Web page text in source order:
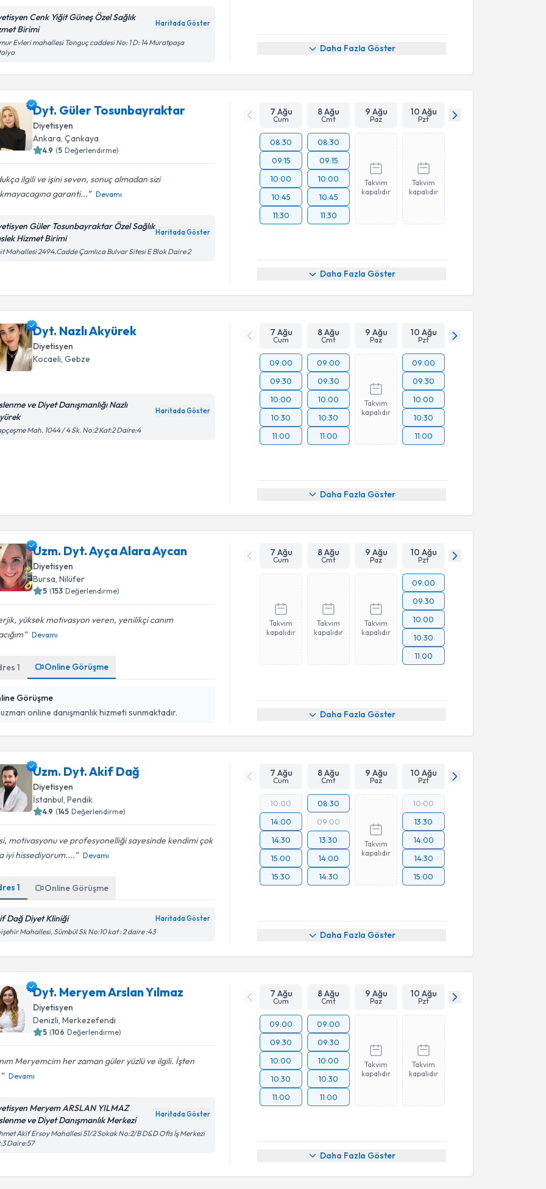
Cenk Yiğit Güneş Özel Sağlık
Birimi
Haritada Göster
Evleri mahallesi Tonguç caddesi No: 1 D: 14 Muratpaşa
Daha Fazla Göster
Dyt. Güler Tosunbayraktar
Diyetisyen
Ankara,Çankaya
4.9 (5 Değerlendirme)
ilgili ve işini seven, sonuç almadan sizi
garanti...
Devamı
Güler Tosunbayraktar Özel Sağlık
Hizmet Birimi
Haritada Göster
Mahallesi 2494.Cadde Çamlıca Bulvar Sitesi E Blok Daire 2
7 Ağu
Cum
8 Ağu
Cmt
9 Ağu
Paz
10 Ağu
Pzt
08:30
09:15
10:00
10:45
11:30
08:30
09:15
10:00
10:45
11:30
Takvim
kapalıdır
Takvim
kapalıdır
Daha Fazla Göster
Dyt. Nazlı Akyürek
Diyetisyen
Kocaeli ,Gebze
ve Diyet Danışmanlığı Nazlı
Haritada Göster
Mah. 1044 / 4 Sk. No:2 Kat:2 Daire:4
7 Ağu
Cum
8 Ağu
Cmt
9 Ağu
Paz
10 Ağu
Pzt
09:00
09:30
10:00
10:30
11:00
09:00
09:30
10:00
10:30
11:00
Takvim
kapalıdır
09:00
09:30
10:00
10:30
11:00
Daha Fazla Göster
Uzm. Dyt. Ayça Alara Aycan
Diyetisyen
Bursa,Nilüfer
5 (153 Değerlendirme)
yüksek motivasyon veren, yenilikçi canım
Devamı
1 Online Görüşme
Görüşme
online danışmanlık hizmeti sunmaktadır.
7 Ağu
Cum
8 Ağu
Cmt
9 Ağu
Paz
10 Ağu
Pzt
Takvim
kapalıdır
Takvim
kapalıdır
Takvim
kapalıdır
09:00
09:30
10:00
10:30
11:00
Daha Fazla Göster
Uzm. Dyt. Akif Dağ
Diyetisyen
İstanbul,Pendik
4.9 (145 Değerlendirme)
motivasyonu ve profesyonelliği sayesinde kendimi çok
iyi hissediyorum....
Devamı
1 Online Görüşme
Dağ Diyet Kliniği Haritada Göster
Mahallesi, Sümbül Sk No:10 kat : 2 daire :43
7 Ağu
Cum
8 Ağu
Cmt
9 Ağu
Paz
10 Ağu
Pzt
10:00
14:00
14:30
15:00
15:30
08:30
09:00
13:30
14:00
14:30
Takvim
kapalıdır
10:00
13:30
14:00
14:30
15:00
Daha Fazla Göster
Dyt. Meryem Arslan Yılmaz
Diyetisyen
Denizli ,Merkezefendi
5 (106 Değerlendirme)
Meryemcim her zaman güler yüzlü ve ilgili. İşten
Devamı
Meryem ARSLAN YILMAZ
ve Diyet Danışmanlık Merkezi
Haritada Göster
Akif Ersoy Mahallesi 51/2 Sokak No:2/B D&D Ofis İş Merkezi
Daire:57
7 Ağu
Cum
8 Ağu
Cmt
9 Ağu
Paz
10 Ağu
Pzt
09:00
09:30
10:00
10:30
11:00
09:00
09:30
10:00
10:30
11:00
Takvim
kapalıdır
Takvim
kapalıdır
Daha Fazla Göster